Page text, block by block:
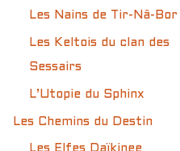
Les Nains de Tir-Nâ-Bor
Les Keltois du clan des
Sessairs
L’Utopie du Sphinx
Les Chemins du Destin